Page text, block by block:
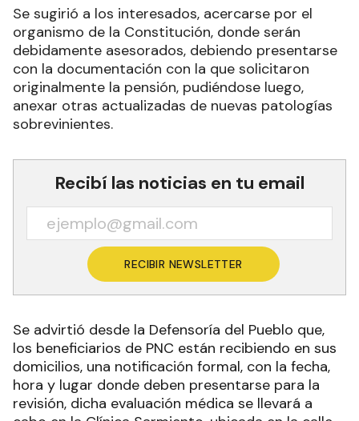
Se sugirió a los interesados, acercarse por el
organismo de la Constitución, donde serán
debidamente asesorados, debiendo presentarse
con la documentación con la que solicitaron
originalmente la pensión, pudiéndose luego,
anexar otras actualizadas de nuevas patologías
sobrevinientes.
Recibí las noticias en tu email
RECIBIR NEWSLETTER
Se advirtió desde la Defensoría del Pueblo que,
los beneficiarios de PNC están recibiendo en sus
domicilios, una notificación formal, con la fecha,
hora y lugar donde deben presentarse para la
revisión, dicha evaluación médica se llevará a